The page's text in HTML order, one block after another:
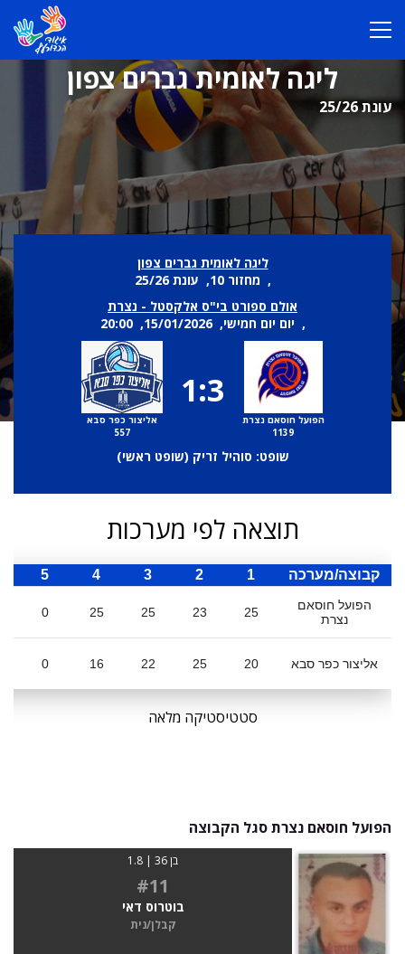
ליגה לאומית גברים צפון
עונת 25/26
ליגה לאומית גברים צפון
, מחזור 10, עונת 25/26
אולם ספורט בי"ס אלקסטל - נצרת
, יום יום חמישי, 15/01/2026, 20:00
הפועל חוסאם נצרת
1139
1:3
אליצור כפר סבא
557
שופט: סוהיל זריק (שופט ראשי)
תוצאה לפי מערכות
קבוצה/מערכה 1
2
3
4
5
הפועל חוסאם
נצרת
25
23
25
25
0
אליצור כפר סבא 20
25
22
16
0
סטטיסטיקה מלאה
הפועל חוסאם נצרת סגל הקבוצה
בן 36 | 1.8
#11
בוטרוס דאי
קבלן/נית